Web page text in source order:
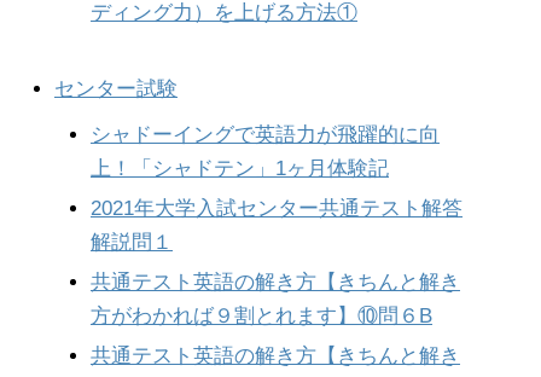
ディング力）を上げる方法①
センター試験
シャドーイングで英語力が飛躍的に向
上！「シャドテン」1ヶ月体験記
2021年大学入試センター共通テスト解答
解説問１
共通テスト英語の解き方【きちんと解き
方がわかれば９割とれます】⑩問６B
共通テスト英語の解き方【きちんと解き